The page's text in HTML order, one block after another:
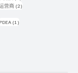
营商 (2)
1 篇文章
PDEA (1)